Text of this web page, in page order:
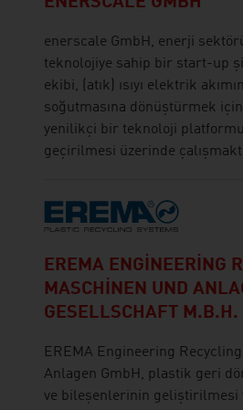
enerscale GmbH, enerji
teknolojiye sahip bir start-up
ekibi, (atık) ısıyı elektrik
soğutmasına dönüştürmek
yenilikçi bir teknoloji
geçirilmesi üzerinde
EREMA ENGINEERING
MASCHINEN UND
GESELLSCHAFT M.B.H.
EREMA Engineering
Anlagen GmbH, plastik geri
ve bileşenlerinin geliştirilmesi